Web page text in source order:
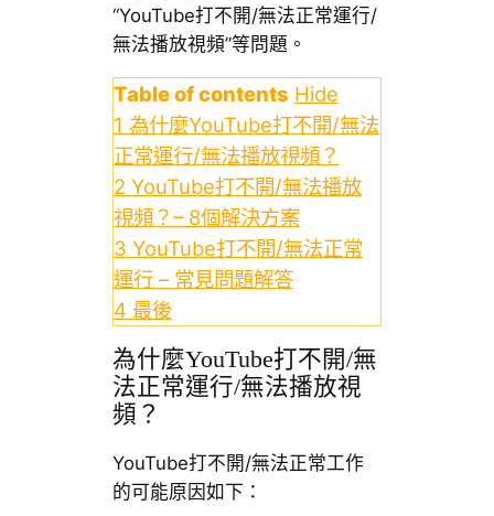
“YouTube打不開/無法正常運行/
無法播放視頻”等問題。
Table of contents Hide
1 為什麼YouTube打不開/無法
正常運行/無法播放視頻？
2 YouTube打不開/無法播放
視頻？– 8個解決方案
3 YouTube打不開/無法正常
運行 – 常見問題解答
4 最後
為什麼YouTube打不開/無
法正常運行/無法播放視
頻？
YouTube打不開/無法正常工作
的可能原因如下：